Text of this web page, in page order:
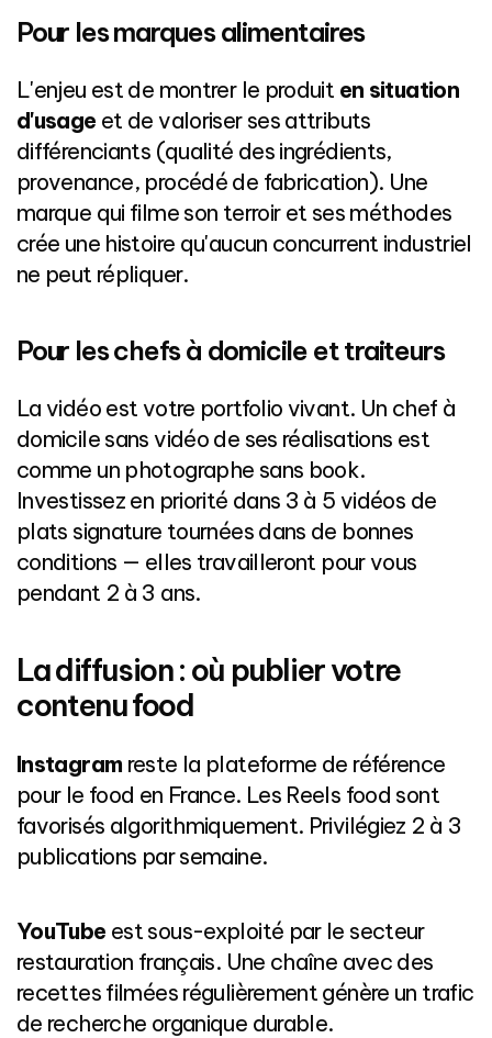
Pour les marques alimentaires
L'enjeu est de montrer le produit en situation
d'usage et de valoriser ses attributs
différenciants (qualité des ingrédients,
provenance, procédé de fabrication). Une
marque qui filme son terroir et ses méthodes
crée une histoire qu'aucun concurrent industriel
ne peut répliquer.
Pour les chefs à domicile et traiteurs
La vidéo est votre portfolio vivant. Un chef à
domicile sans vidéo de ses réalisations est
comme un photographe sans book.
Investissez en priorité dans 3 à 5 vidéos de
plats signature tournées dans de bonnes
conditions — elles travailleront pour vous
pendant 2 à 3 ans.
La diffusion : où publier votre
contenu food
Instagram reste la plateforme de référence
pour le food en France. Les Reels food sont
favorisés algorithmiquement. Privilégiez 2 à 3
publications par semaine.
YouTube est sous-exploité par le secteur
restauration français. Une chaîne avec des
recettes filmées régulièrement génère un trafic
de recherche organique durable.